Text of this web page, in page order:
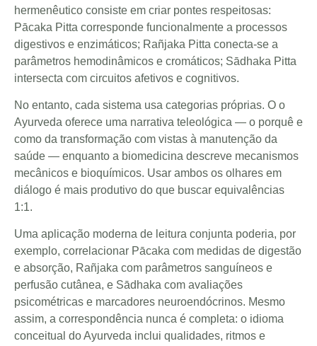
hermenêutico consiste em criar pontes respeitosas:
Pācaka Pitta corresponde funcionalmente a processos
digestivos e enzimáticos; Rañjaka Pitta conecta-se a
parâmetros hemodinâmicos e cromáticos; Sādhaka Pitta
intersecta com circuitos afetivos e cognitivos.
No entanto, cada sistema usa categorias próprias. O o
Ayurveda oferece uma narrativa teleológica — o porquê e
como da transformação com vistas à manutenção da
saúde — enquanto a biomedicina descreve mecanismos
mecânicos e bioquímicos. Usar ambos os olhares em
diálogo é mais produtivo do que buscar equivalências
1:1.
Uma aplicação moderna de leitura conjunta poderia, por
exemplo, correlacionar Pācaka com medidas de digestão
e absorção, Rañjaka com parâmetros sanguíneos e
perfusão cutânea, e Sādhaka com avaliações
psicométricas e marcadores neuroendócrinos. Mesmo
assim, a correspondência nunca é completa: o idioma
conceitual do Ayurveda inclui qualidades, ritmos e